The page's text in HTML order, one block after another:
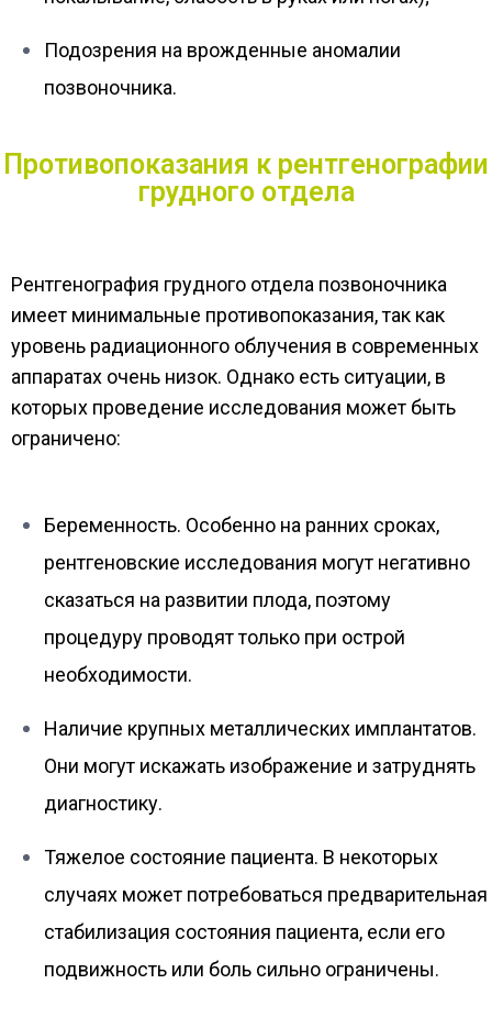
Подозрения на врожденные аномалии
позвоночника.
Противопоказания к рентгенографии
грудного отдела
Рентгенография грудного отдела позвоночника
имеет минимальные противопоказания, так как
уровень радиационного облучения в современных
аппаратах очень низок. Однако есть ситуации, в
которых проведение исследования может быть
ограничено:
Беременность. Особенно на ранних сроках,
рентгеновские исследования могут негативно
сказаться на развитии плода, поэтому
процедуру проводят только при острой
необходимости.
Наличие крупных металлических имплантатов.
Они могут искажать изображение и затруднять
диагностику.
Тяжелое состояние пациента. В некоторых
случаях может потребоваться предварительная
стабилизация состояния пациента, если его
подвижность или боль сильно ограничены.